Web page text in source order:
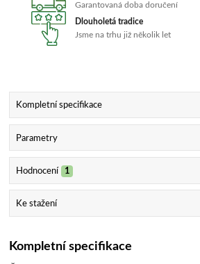
Garantovaná doba doručení
Dlouholetá tradice
Jsme na trhu již několik let
Kompletní specifikace
Parametry
Hodnocení 1
Ke stažení
Kompletní specifikace